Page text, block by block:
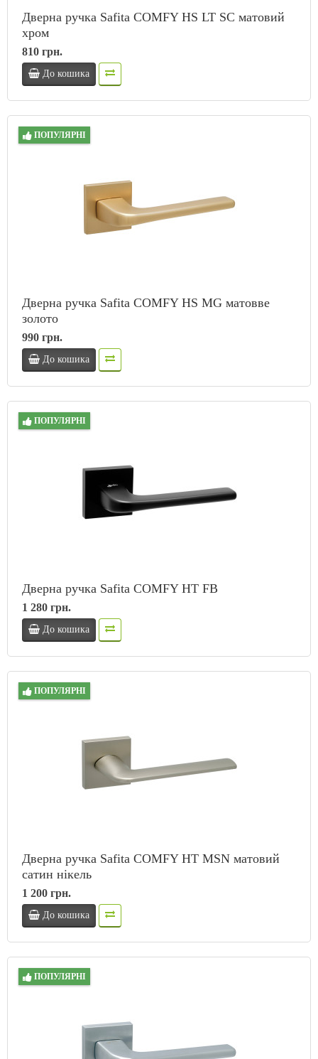
Дверна ручка Safita COMFY HS LT SC матовий
хром
810 грн.
До кошика
ПОПУЛЯРНІ
Дверна ручка Safita COMFY HS MG матовве
золото
990 грн.
До кошика
ПОПУЛЯРНІ
Дверна ручка Safita COMFY HT FB
1 280 грн.
До кошика
ПОПУЛЯРНІ
Дверна ручка Safita COMFY HT MSN матовий
сатин нікель
1 200 грн.
До кошика
ПОПУЛЯРНІ